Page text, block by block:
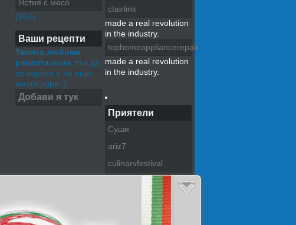
ctairlink
made a real revolution
in the industry.
tophomeappliancerepair
made a real revolution
in the industry.
Приятели
Суши
ariz7
culinarvfestival
pazitel na tradiciite
Ястия с месо
(264)
Ваши рецепти
Твоята любима
рецепта може пък да
се хареса и на още
много хора :)
Добави я тук